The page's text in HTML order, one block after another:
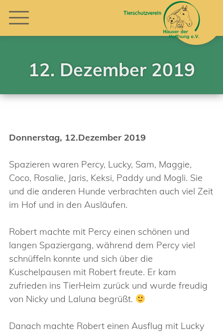
12. Dezember 2019
Donnerstag, 12.Dezember 2019
Spazieren waren Percy, Lucky, Sam, Maggie,
Coco, Rosalie, Jaris, Keksi, Paddy und Mogli. Sie
und die anderen Hunde verbrachten auch viel Zeit
im Hof und in den Ausläufen.
Robert machte mit Percy einen schönen und
langen Spaziergang, während dem Percy viel
schnüffeln konnte und sich über die
Kuschelpausen mit Robert freute. Er kam
zufrieden ins TierHeim zurück und wurde freudig
von Nicky und Laluna begrüßt.
Danach machte Robert einen Ausflug mit Lucky